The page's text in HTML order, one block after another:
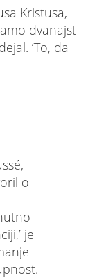
Kristusa,
dvanajst
‘To, da
o
je